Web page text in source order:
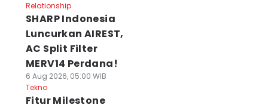
Relationship
SHARP Indonesia
Luncurkan AIREST,
AC Split Filter
MERV14 Perdana!
6 Aug 2026, 05:00 WIB
Tekno
Fitur Milestone